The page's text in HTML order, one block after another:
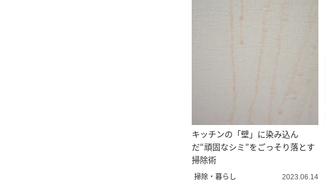
キッチンの「壁」に染み込ん
だ“頑固なシミ”をごっそり落とす
掃除術
掃除・暮らし 2023.06.14